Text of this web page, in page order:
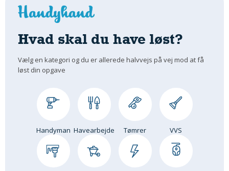
Om Materialer
HANDYMAN
Tips Og Tricks
Andet
Belægning
Om Værktøj
Hvad skal du have løst?
Vælg en kategori og du er allerede halvvejs på vej mod at få
løst din opgave
Handyman Havearbejde Tømrer VVS